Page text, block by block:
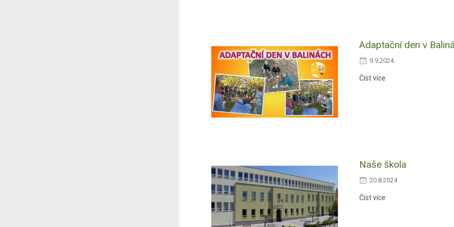
Adaptační den v
9.9.2024
Číst více
Naše škola
20.8.2024
Číst více